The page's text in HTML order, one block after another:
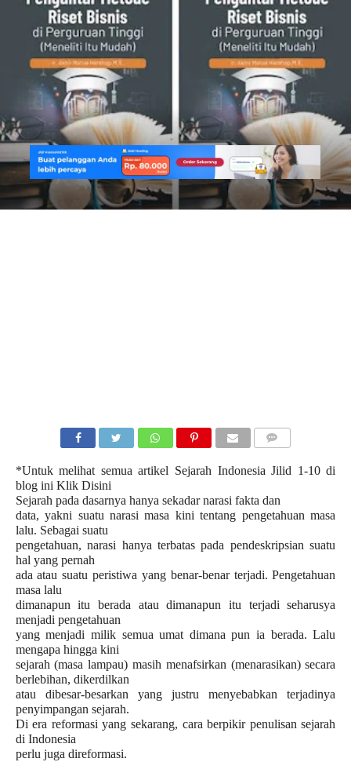
*Untuk melihat semua artikel Sejarah Indonesia Jilid 1-10 di
blog ini Klik Disini
Sejarah pada dasarnya hanya sekadar narasi fakta dan
data, yakni suatu narasi masa kini tentang pengetahuan masa
lalu. Sebagai suatu
pengetahuan, narasi hanya terbatas pada pendeskripsian suatu
hal yang pernah
ada atau suatu peristiwa yang benar-benar terjadi. Pengetahuan
masa lalu
dimanapun itu berada atau dimanapun itu terjadi seharusya
menjadi pengetahuan
yang menjadi milik semua umat dimana pun ia berada. Lalu
mengapa hingga kini
sejarah (masa lampau) masih menafsirkan (menarasikan) secara
berlebihan, dikerdilkan
atau dibesar-besarkan yang justru menyebabkan terjadinya
penyimpangan sejarah.
Di era reformasi yang sekarang, cara berpikir penulisan sejarah
di Indonesia
perlu juga direformasi.